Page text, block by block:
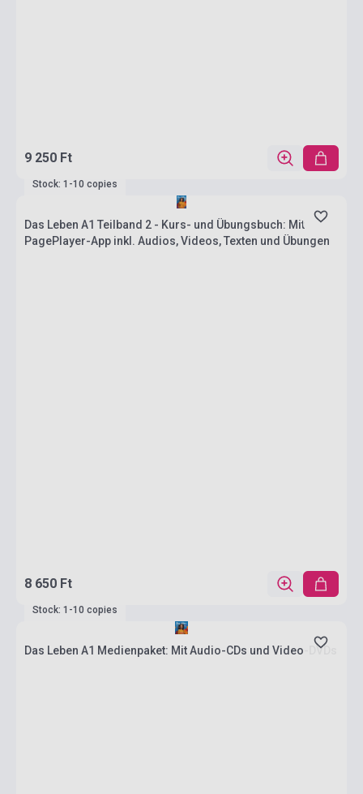
9 250 Ft
Stock: 1-10 copies
Das Leben A1 Teilband 2 - Kurs- und Übungsbuch: Mit
PagePlayer-App inkl. Audios, Videos, Texten und Übungen
8 650 Ft
Stock: 1-10 copies
Das Leben A1 Medienpaket: Mit Audio-CDs und Video-DVDs